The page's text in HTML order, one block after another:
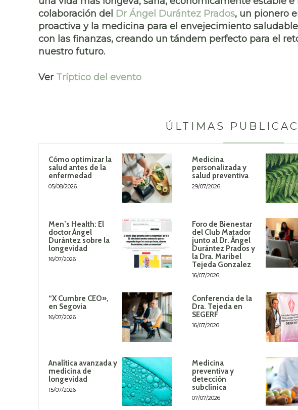
colaboración del Dr Ángel Durántez Prados, un pionero
proactiva y la medicina para el envejecimiento
con las finanzas, creando un tándem perfecto para el
nuestro futuro.
Ver Tríptico del evento
ÚLTIMAS
Cómo optimizar la
salud antes de la
enfermedad
05/08/2026
Medicina
personalizada y
salud preventiva
29/07/2026
Men’s Health: El
doctor Ángel
Durántez sobre la
longevidad
16/07/2026
Foro de Bienestar
del Club Matador
junto al Dr. Ángel
Durántez Prados y
la Dra. Maribel
Tejeda Gonzalez
16/07/2026
“X Cumbre CEO»,
en Segovia
16/07/2026
Conferencia de la
Dra. Tejeda en
SEGERF
16/07/2026
Analítica avanzada y
medicina de
longevidad
15/07/2026
Medicina
preventiva y
detección
subclínica
07/07/2026